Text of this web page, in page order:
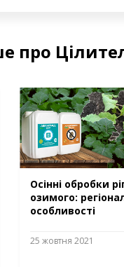
про
Осінні обробки
озимого:
особливості
25 жовтня 2021